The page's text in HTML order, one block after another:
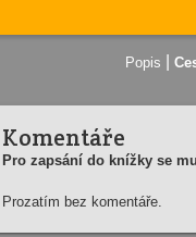
Popis
Komentáře
Pro zapsání do knížky se
Prozatím bez komentáře.